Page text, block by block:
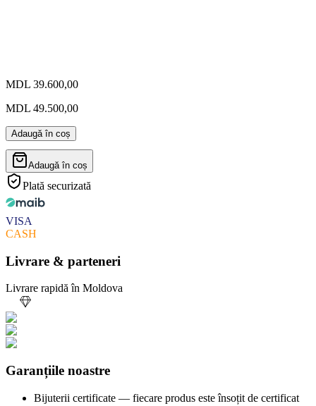
MDL 39.600,00
MDL 49.500,00
Adaugă în coș
Adaugă în coș
Plată securizată
VISA
CASH
Livrare & parteneri
Livrare rapidă în Moldova
Garanțiile noastre
Bijuterii certificate — fiecare produs este însoțit de certificat